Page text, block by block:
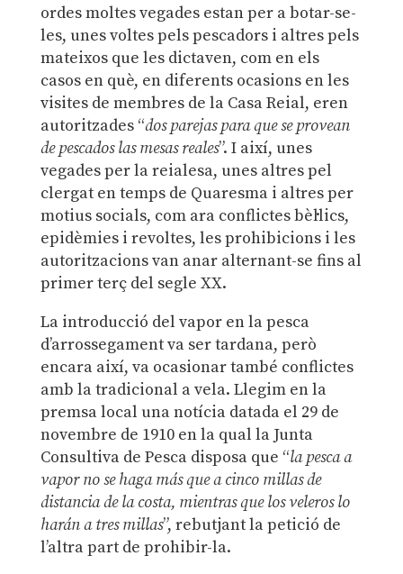
ordes moltes vegades estan per a botar-se-
les, unes voltes pels pescadors i altres pels
mateixos que les dictaven, com en els
casos en què, en diferents ocasions en les
visites de membres de la Casa Reial, eren
autoritzades “dos parejas para que se provean
de pescados las mesas reales”. I així, unes
vegades per la reialesa, unes altres pel
clergat en temps de Quaresma i altres per
motius socials, com ara conflictes bèl·lics,
epidèmies i revoltes, les prohibicions i les
autoritzacions van anar alternant-se fins al
primer terç del segle XX.
La introducció del vapor en la pesca
d’arrossegament va ser tardana, però
encara així, va ocasionar també conflictes
amb la tradicional a vela. Llegim en la
premsa local una notícia datada el 29 de
novembre de 1910 en la qual la Junta
Consultiva de Pesca disposa que “la pesca a
vapor no se haga más que a cinco millas de
distancia de la costa, mientras que los veleros lo
harán a tres millas”, rebutjant la petició de
l’altra part de prohibir-la.